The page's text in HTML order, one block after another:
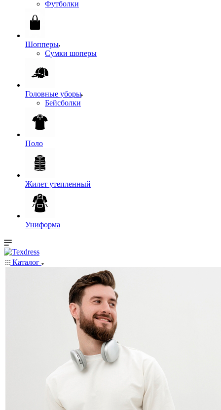
Футболки
Шопперы
Сумки шоперы
Головные уборы
Бейсболки
Поло
Жилет утепленный
Униформа
Каталог